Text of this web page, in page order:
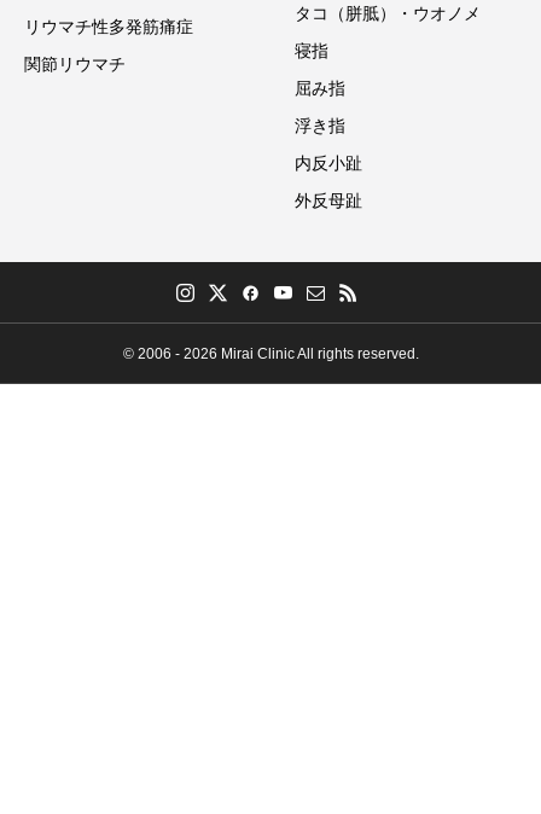
リウマチ性多発筋痛症
関節リウマチ
タコ（胼胝）・ウオノメ
寝指
屈み指
浮き指
内反小趾
外反母趾
© 2006 - 2026 Mirai Clinic All rights reserved.